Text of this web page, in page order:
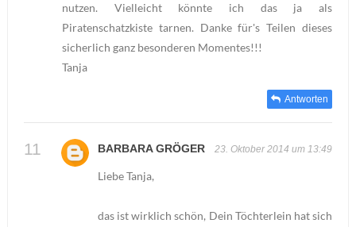
nutzen. Vielleicht könnte ich das ja als
Piratenschatzkiste tarnen. Danke für's Teilen dieses
sicherlich ganz besonderen Momentes!!!
Tanja
Antworten
BARBARA GRÖGER 23. Oktober 2014 um 13:49
Liebe Tanja,
das ist wirklich schön, Dein Töchterlein hat sich